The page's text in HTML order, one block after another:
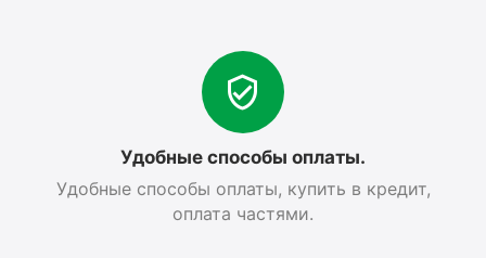
Удобные способы оплаты.
Удобные способы оплаты, купить в кредит,
оплата частями.